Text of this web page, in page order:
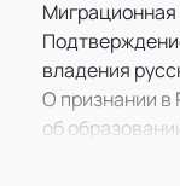
ВНЖ для
Гражданство
АССР
Оформить
Ирака, Сирии
Оформить
Оформить
Миграционная
владения
О признании в
об
Правовой